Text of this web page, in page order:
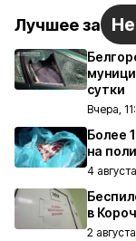
Лучшее за
сутки
Вчера,
Более
на
4
в
2 августа